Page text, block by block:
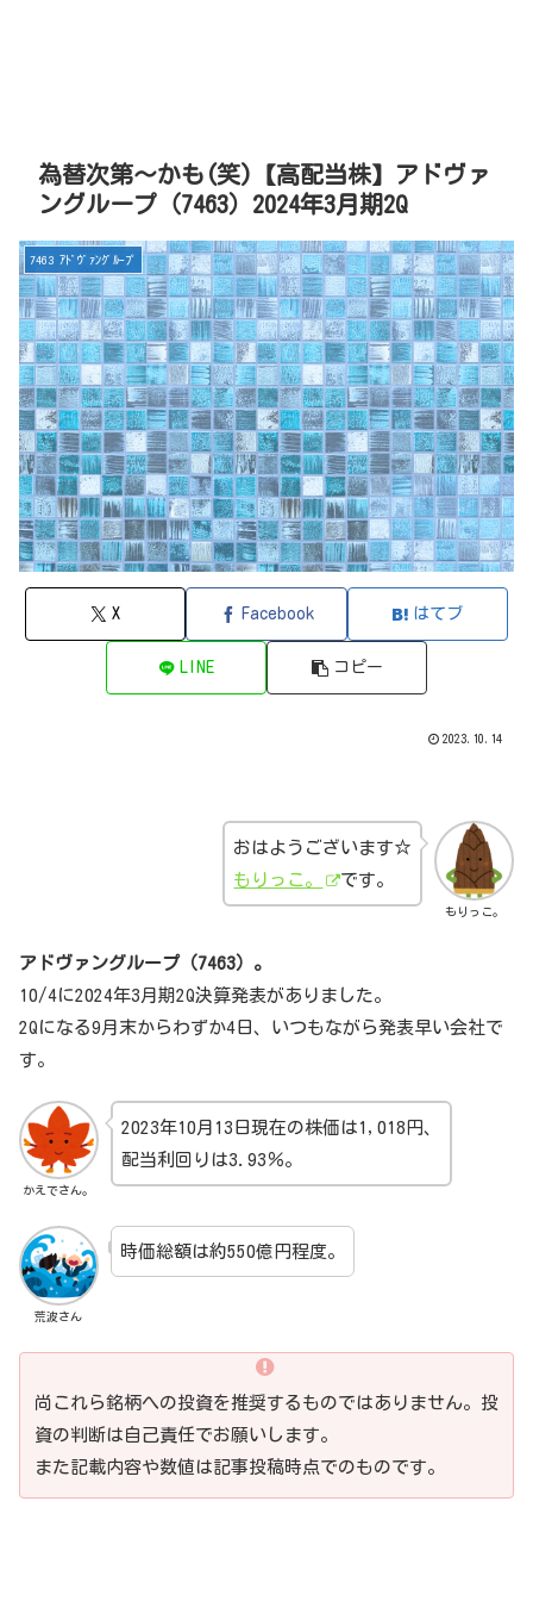
為替次第～かも(笑)【高配当株】アドヴァ
ングループ（7463）2024年3月期2Q
7463 ｱﾄﾞｳﾞｧﾝｸﾞﾙｰﾌﾟ
X Facebook はてブ
LINE コピー
2023.10.14
もりっこ。
おはようございます☆
もりっこ。
です。
アドヴァングループ（7463）。
10/4に2024年3月期2Q決算発表がありました。
2Qになる9月末からわずか4日、いつもながら発表早い会社で
す。
かえでさん。
2023年10月13日現在の株価は1,018円、
配当利回りは3.93％。
荒波さん
時価総額は約550億円程度。
尚これら銘柄への投資を推奨するものではありません。投
資の判断は自己責任でお願いします。
また記載内容や数値は記事投稿時点でのものです。